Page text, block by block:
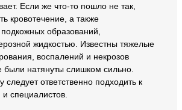
Если же что-то пошло не так,
кровотечение, а также
образований,
жидкостью. Известны тяжелые
воспалений и некрозов
были натянуты слишком сильно.
ответственно подходить к
специалистов.